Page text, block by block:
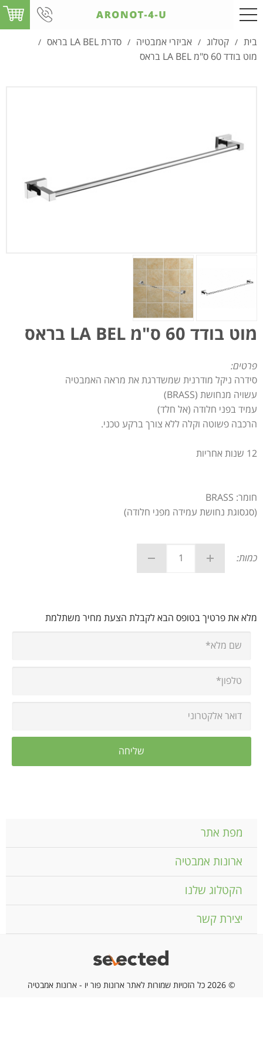
בית / קטלוג / אביזרי אמבטיה / סדרת LA BEL בראס /
מוט בודד 60 ס"מ LA BEL בראס
מוט בודד 60 ס"מ LA BEL בראס
פרטים:
סידרה ניקל מודרנית שמשדרגת את מראה האמבטיה
עשויה מנחושת (BRASS)
עמיד בפני חלודה (אל חלד)
הרכבה פשוטה וקלה ללא צורך ברקע טכני.
12 שנות אחריות
חומר: BRASS
(סגסוגת נחושת עמידה מפני חלודה)
כמות:
מלא את פרטיך בטופס הבא לקבלת הצעת מחיר משתלמת
מפת אתר
ארונות אמבטיה
הקטלוג שלנו
יצירת קשר
© 2026 כל הזכויות שמורות לאתר ארונות פור יו - ארונות אמבטיה